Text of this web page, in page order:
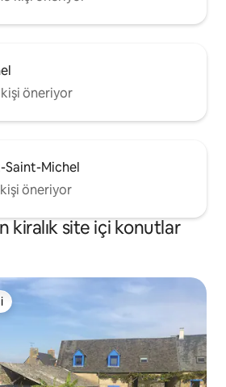
öneriyor
Saint-Michel
öneriyor
kiralık site içi konutlar
en beğenilenler arasında